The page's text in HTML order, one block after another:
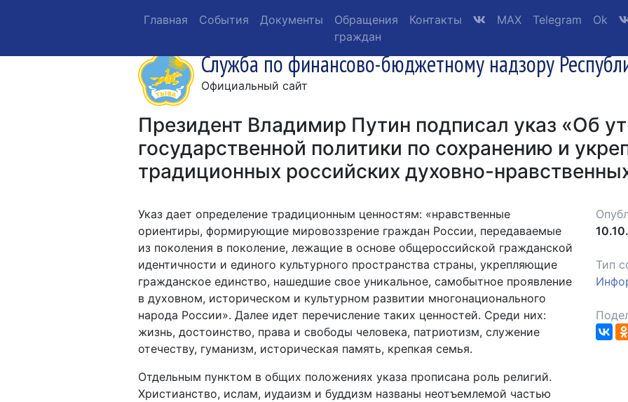
Главная События Документы
Обращения
граждан
Контакты MAX Telegram Ok
Служба по финансово-бюджетному надзору
Официальный сайт
Президент Владимир Путин подписал указ «Об
государственной политики по сохранению и
традиционных российских духовно-
Указ дает определение традиционным ценностям: «нравственные
ориентиры, формирующие мировоззрение граждан России, передаваемые
из поколения в поколение, лежащие в основе общероссийской гражданской
идентичности и единого культурного пространства страны, укрепляющие
гражданское единство, нашедшие свое уникальное, самобытное проявление
в духовном, историческом и культурном развитии многонационального
народа России». Далее идет перечисление таких ценностей. Среди них:
жизнь, достоинство, права и свободы человека, патриотизм, служение
отечеству, гуманизм, историческая память, крепкая семья.
Отдельным пунктом в общих положениях указа прописана роль религий.
Христианство, ислам, иудаизм и буддизм названы неотъемлемой частью
Тип